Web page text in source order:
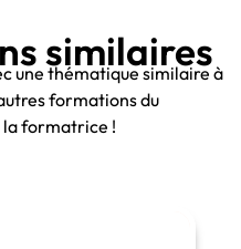
similaires
une thématique similaire à
formations du
formatrice !